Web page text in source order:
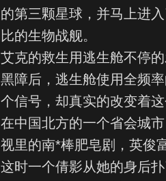
的第三颗星球，并马上进
比的生物战舰。
艾克的救生用逃生舱不停
黑障后，逃生舱使用全频
个信号，却真实的改变着这
在中国北方的一个省会城
视里的南*棒肥皂剧，英俊
这时一个倩影从她的身后